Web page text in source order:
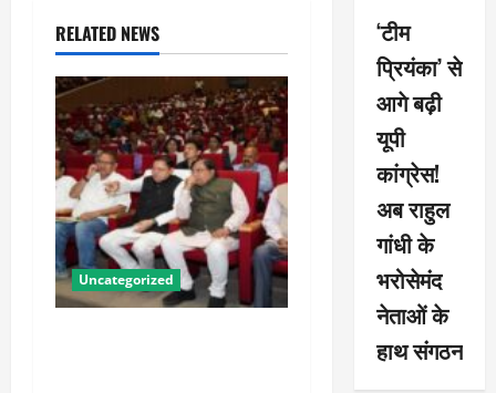
v
i
g
a
t
i
o
RELATED NEWS
Uncategorized
‘टीम
प्रियंका’ से
आगे बढ़ी
यूपी
कांग्रेस!
अब राहुल
गांधी के
भरोसेमंद
नेताओं के
हाथ संगठन